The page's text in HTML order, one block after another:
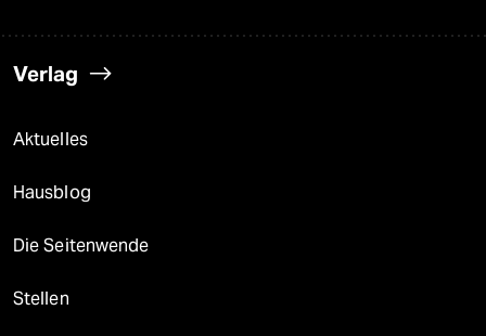
Verlag
Aktuelles
Hausblog
Die Seitenwende
Stellen